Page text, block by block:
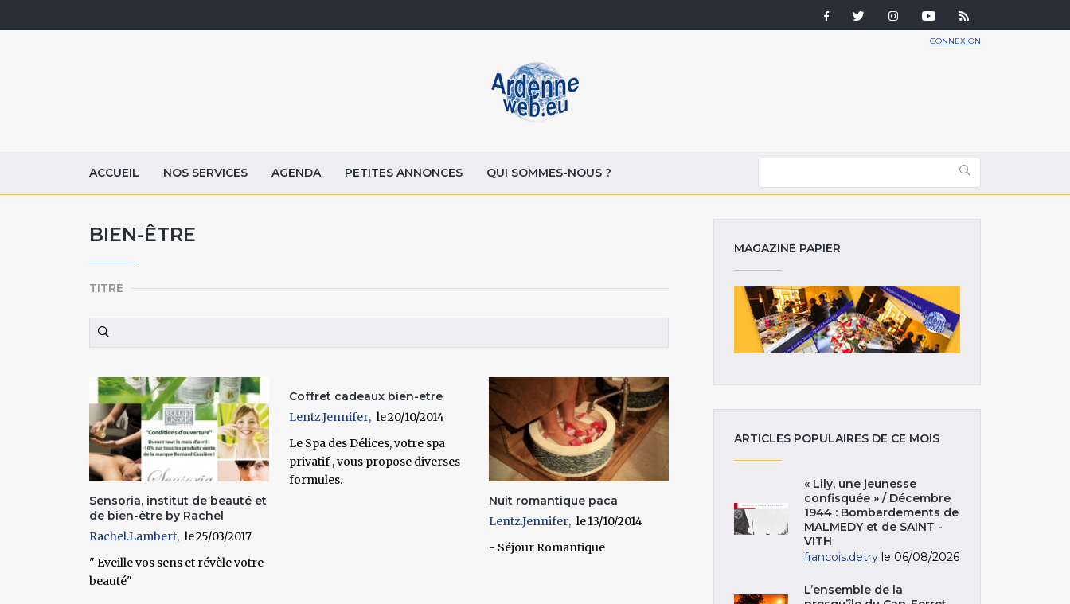
CONNEXION
ACCUEIL NOS SERVICES AGENDA PETITES ANNONCES QUI SOMMES-NOUS ?
BIEN-ÊTRE
TITRE
Sensoria, institut de beauté et
de bien-être by Rachel
Rachel.Lambert
25/03/2017
" Eveille vos sens et révèle votre
beauté"
Coffret cadeaux bien-etre
Lentz.Jennifer
20/10/2014
Le Spa des Délices, votre spa
privatif , vous propose diverses
formules.
Nuit romantique paca
Lentz.Jennifer
13/10/2014
- Séjour Romantique
Pages
MAGAZINE PAPIER
ARTICLES POPULAIRES DE CE MOIS
« Lily, une jeunesse
confisquée » / Décembre
1944 : Bombardements de
MALMEDY et de SAINT -
VITH
francois.detry le 06/08/2026
L’ensemble de la